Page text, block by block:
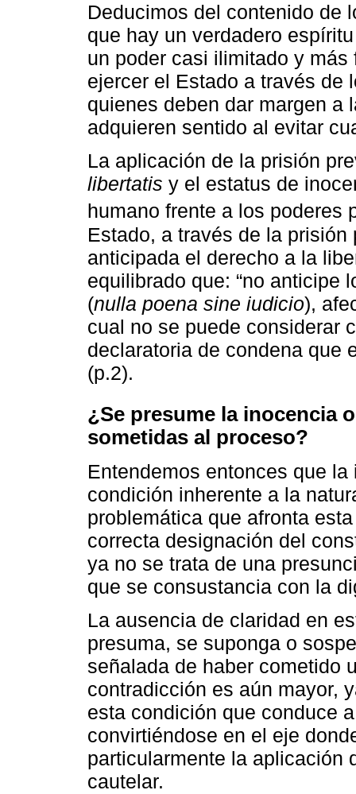
Deducimos del contenido de
que hay un verdadero
un poder casi ilimitado y
ejercer el Estado a través de
quienes deben dar margen a
adquieren sentido al evitar
La aplicación de la prisión
libertatis y el estatus de
humano frente a los poderes
Estado, a través de la
anticipada el derecho a la
equilibrado que: “no anticipe
(nulla poena sine iudicio),
cual no se puede considerar
declaratoria de condena que
(p.2).
¿Se presume la inocencia
sometidas al proceso?
Entendemos entonces que
condición inherente a la
problemática que afronta
correcta designación del
ya no se trata de una
que se consustancia con la
La ausencia de claridad en
presuma, se suponga o
señalada de haber cometido
contradicción es aún mayor,
esta condición que conduce
convirtiéndose en el eje
particularmente la aplicación
cautelar.